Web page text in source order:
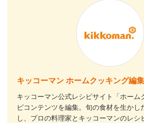
キッコーマン ホームクッキング編
キッコーマン公式レシピサイト「ホーム
ピコンテンツを編集。旬の食材を生かし
し、プロの料理家とキッコーマンのレシ